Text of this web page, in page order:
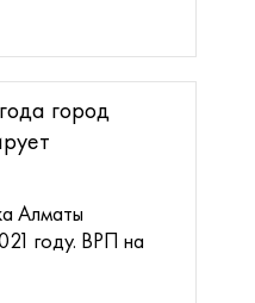
город
Алматы
году. ВРП на